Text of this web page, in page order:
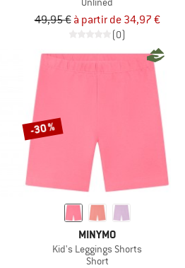
49,95 € à partir de 34,97 €
(0)
-30 %
MINYMO
Kid's Leggings Shorts
Short